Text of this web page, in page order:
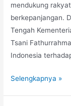
mendukung
berkepanjangan.
Tengah
Tsani
Indonesia
Selengkapnya »